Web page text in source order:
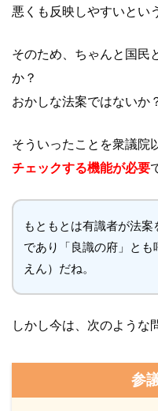
悪くも反映しやすいとい
そのため、ちゃんと国民
か？
おかしな法案ではないか
そういったことを衆議院
チェックする機能が必要
もともとは有識者が法案
であり「良識の府」とも
えん）だね。
しかし今は、次のような
参